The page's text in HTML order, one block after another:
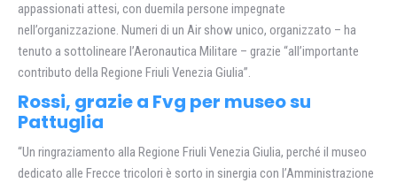
appassionati attesi, con duemila persone impegnate
nell’organizzazione. Numeri di un Air show unico, organizzato – ha
tenuto a sottolineare l’Aeronautica Militare – grazie “all’importante
contributo della Regione Friuli Venezia Giulia”.
Rossi, grazie a Fvg per museo su
Pattuglia
“Un ringraziamento alla Regione Friuli Venezia Giulia, perché il museo
dedicato alle Frecce tricolori è sorto in sinergia con l’Amministrazione